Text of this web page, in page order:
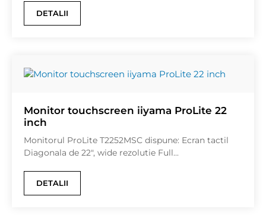
DETALII
Monitor touchscreen iiyama ProLite 22
inch
Monitorul ProLite T2252MSC dispune: Ecran tactil
Diagonala de 22″, wide rezolutie Full...
DETALII